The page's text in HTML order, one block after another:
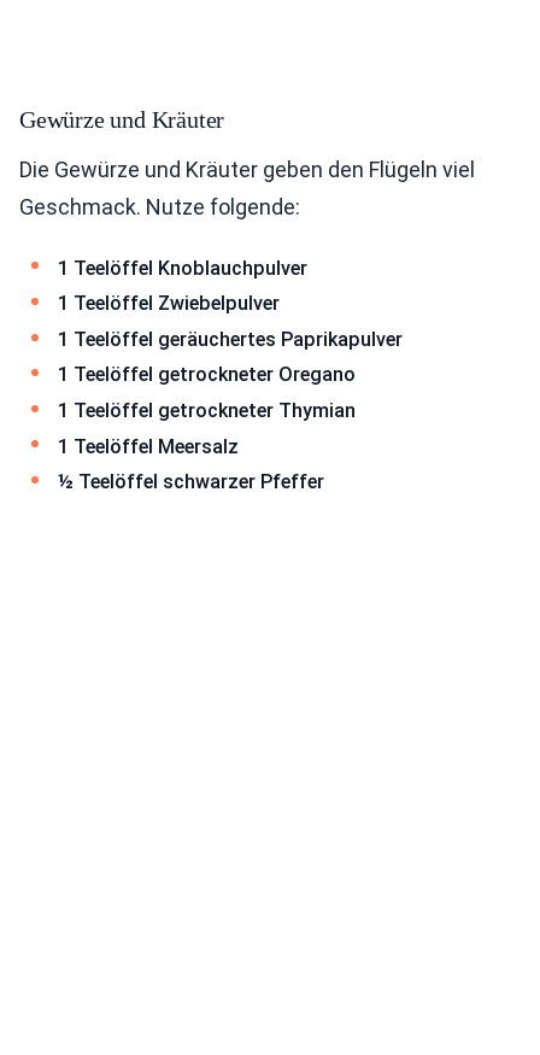
Gewürze und Kräuter
Die Gewürze und Kräuter geben den Flügeln viel
Geschmack. Nutze folgende:
1 Teelöffel Knoblauchpulver
1 Teelöffel Zwiebelpulver
1 Teelöffel geräuchertes Paprikapulver
1 Teelöffel getrockneter Oregano
1 Teelöffel getrockneter Thymian
1 Teelöffel Meersalz
½ Teelöffel schwarzer Pfeffer